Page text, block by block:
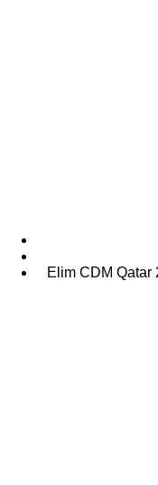
Elim CDM Qatar